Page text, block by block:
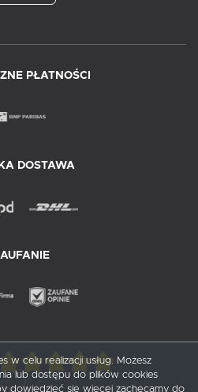
PŁATNOŚCI
DOSTAWA
w celu realizacji usług. Możesz
lub dostępu do plików cookies
dowiedzieć się więcej zachęcamy do